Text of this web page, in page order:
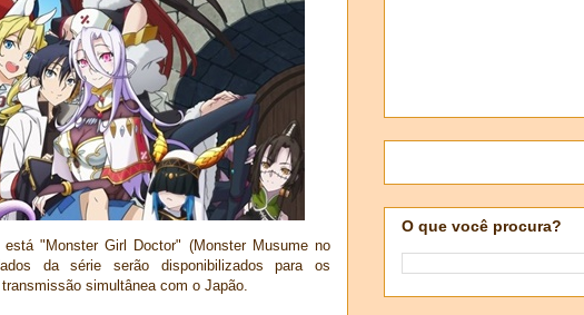
está "Monster Girl Doctor" (Monster Musume no
da série serão disponibilizados para os
simultânea com o Japão.
O que você procura?